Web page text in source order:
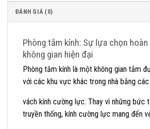
ĐÁNH GIÁ (0)
Phòng tắm kính: Sự lựa chọn
không gian hiện đại
Phòng tắm kính là một không gian tắm
với các khu vực khác trong nhà bằng các
vách kính cường lực. Thay vì những bức
truyền thống, kính cường lực mang đến